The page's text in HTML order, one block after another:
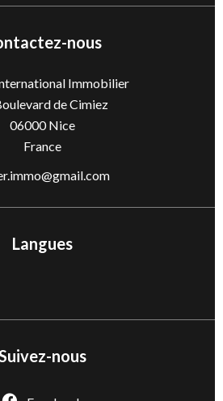
nous
Immobilier
de Cimiez
06000Nice
France
Langues
nous